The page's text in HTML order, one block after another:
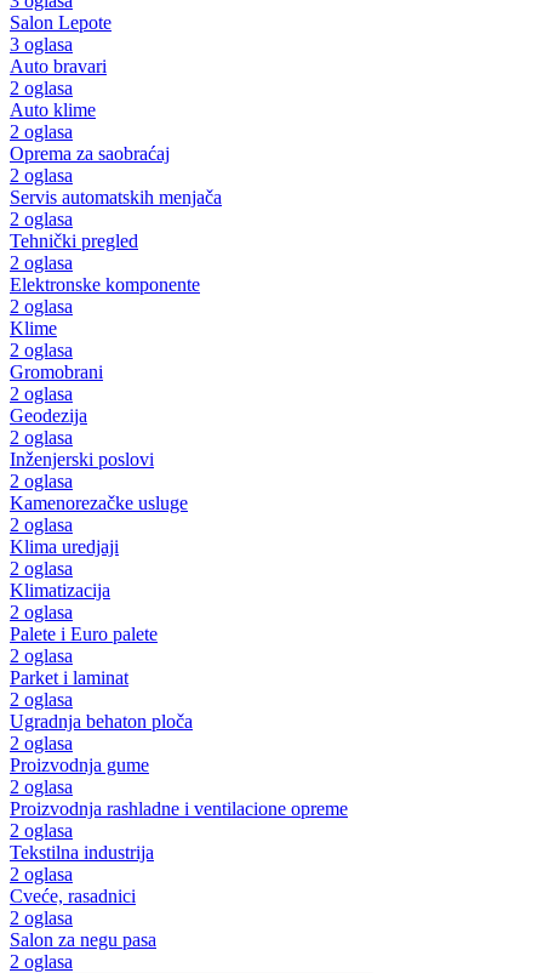
Salon Lepote
3 oglasa
Auto bravari
2 oglasa
Auto klime
2 oglasa
Oprema za saobraćaj
2 oglasa
Servis automatskih menjača
2 oglasa
Tehnički pregled
2 oglasa
Elektronske komponente
2 oglasa
Klime
2 oglasa
Gromobrani
2 oglasa
Geodezija
2 oglasa
Inženjerski poslovi
2 oglasa
Kamenorezačke usluge
2 oglasa
Klima uredjaji
2 oglasa
Klimatizacija
2 oglasa
Palete i Euro palete
2 oglasa
Parket i laminat
2 oglasa
Ugradnja behaton ploča
2 oglasa
Proizvodnja gume
2 oglasa
Proizvodnja rashladne i ventilacione opreme
2 oglasa
Tekstilna industrija
2 oglasa
Cveće, rasadnici
2 oglasa
Salon za negu pasa
2 oglasa